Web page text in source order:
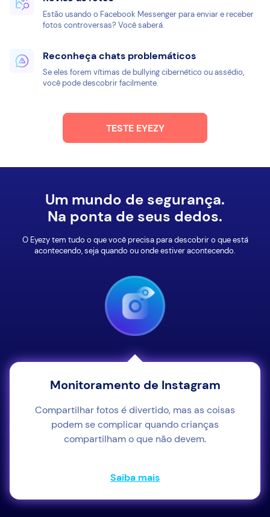
Estão usando o Facebook Messenger para enviar e receber
fotos controversas? Você saberá.
Reconheça chats problemáticos
Se eles forem vítimas de bullying cibernético ou assédio,
você pode descobrir facilmente.
TESTE EYEZY
Um mundo de segurança.
Na ponta de seus dedos.
O Eyezy tem tudo o que você precisa para descobrir o que está
acontecendo, seja quando ou onde estiver acontecendo.
Monitoramento de Instagram
Compartilhar fotos é divertido, mas as coisas
podem se complicar quando crianças
compartilham o que não devem.
Saiba mais